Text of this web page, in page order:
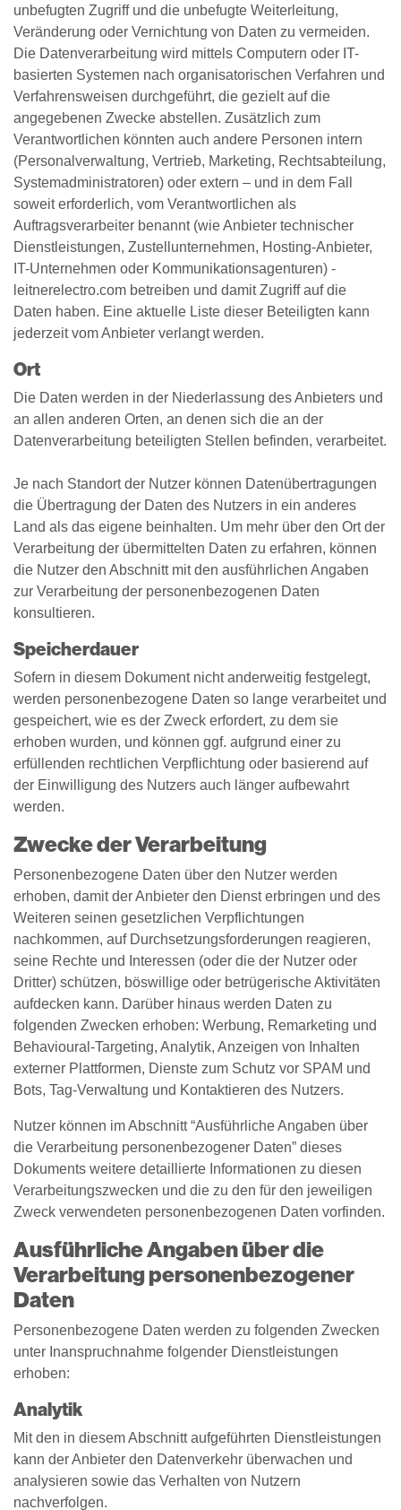
unbefugten Zugriff und die unbefugte Weiterleitung,
Veränderung oder Vernichtung von Daten zu vermeiden.
Die Datenverarbeitung wird mittels Computern oder IT-
basierten Systemen nach organisatorischen Verfahren und
Verfahrensweisen durchgeführt, die gezielt auf die
angegebenen Zwecke abstellen. Zusätzlich zum
Verantwortlichen könnten auch andere Personen intern
(Personalverwaltung, Vertrieb, Marketing, Rechtsabteilung,
Systemadministratoren) oder extern – und in dem Fall
soweit erforderlich, vom Verantwortlichen als
Auftragsverarbeiter benannt (wie Anbieter technischer
Dienstleistungen, Zustellunternehmen, Hosting-Anbieter,
IT-Unternehmen oder Kommunikationsagenturen) -
leitnerelectro.com betreiben und damit Zugriff auf die
Daten haben. Eine aktuelle Liste dieser Beteiligten kann
jederzeit vom Anbieter verlangt werden.
Ort
Die Daten werden in der Niederlassung des Anbieters und
an allen anderen Orten, an denen sich die an der
Datenverarbeitung beteiligten Stellen befinden, verarbeitet.
Je nach Standort der Nutzer können Datenübertragungen
die Übertragung der Daten des Nutzers in ein anderes
Land als das eigene beinhalten. Um mehr über den Ort der
Verarbeitung der übermittelten Daten zu erfahren, können
die Nutzer den Abschnitt mit den ausführlichen Angaben
zur Verarbeitung der personenbezogenen Daten
konsultieren.
Speicherdauer
Sofern in diesem Dokument nicht anderweitig festgelegt,
werden personenbezogene Daten so lange verarbeitet und
gespeichert, wie es der Zweck erfordert, zu dem sie
erhoben wurden, und können ggf. aufgrund einer zu
erfüllenden rechtlichen Verpflichtung oder basierend auf
der Einwilligung des Nutzers auch länger aufbewahrt
werden.
Zwecke der Verarbeitung
Personenbezogene Daten über den Nutzer werden
erhoben, damit der Anbieter den Dienst erbringen und des
Weiteren seinen gesetzlichen Verpflichtungen
nachkommen, auf Durchsetzungsforderungen reagieren,
seine Rechte und Interessen (oder die der Nutzer oder
Dritter) schützen, böswillige oder betrügerische Aktivitäten
aufdecken kann. Darüber hinaus werden Daten zu
folgenden Zwecken erhoben: Werbung, Remarketing und
Behavioural-Targeting, Analytik, Anzeigen von Inhalten
externer Plattformen, Dienste zum Schutz vor SPAM und
Bots, Tag-Verwaltung und Kontaktieren des Nutzers.
Nutzer können im Abschnitt “Ausführliche Angaben über
die Verarbeitung personenbezogener Daten” dieses
Dokuments weitere detaillierte Informationen zu diesen
Verarbeitungszwecken und die zu den für den jeweiligen
Zweck verwendeten personenbezogenen Daten vorfinden.
Ausführliche Angaben über die
Verarbeitung personenbezogener
Daten
Personenbezogene Daten werden zu folgenden Zwecken
unter Inanspruchnahme folgender Dienstleistungen
erhoben:
Analytik
Mit den in diesem Abschnitt aufgeführten Dienstleistungen
kann der Anbieter den Datenverkehr überwachen und
analysieren sowie das Verhalten von Nutzern
nachverfolgen.